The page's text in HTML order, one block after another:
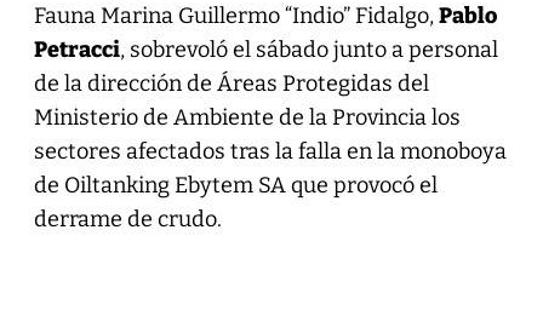
Fauna Marina Guillermo “Indio” Fidalgo,Pablo
Petracci, sobrevoló el sábado junto a personal
de la dirección de Áreas Protegidas del
Ministerio de Ambiente de la Provincia los
sectores afectados tras la falla en la monoboya
de Oiltanking Ebytem SA que provocó el
derrame de crudo.